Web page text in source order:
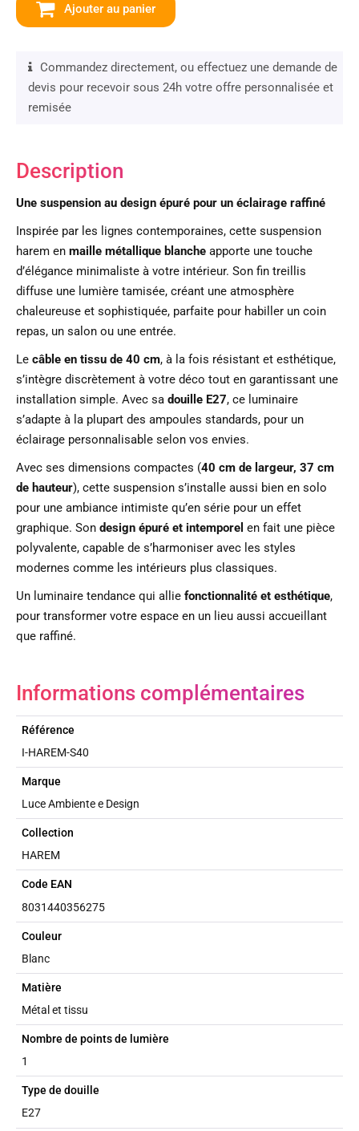
Ajouter au panier
Commandez directement, ou effectuez une demande de
devis pour recevoir sous 24h votre offre personnalisée et
remisée
Description
Une suspension au design épuré pour un éclairage raffiné
Inspirée par les lignes contemporaines, cette suspension
harem en maille métallique blanche apporte une touche
d’élégance minimaliste à votre intérieur. Son fin treillis
diffuse une lumière tamisée, créant une atmosphère
chaleureuse et sophistiquée, parfaite pour habiller un coin
repas, un salon ou une entrée.
Le câble en tissu de 40 cm, à la fois résistant et esthétique,
s’intègre discrètement à votre déco tout en garantissant une
installation simple. Avec sa douille E27, ce luminaire
s’adapte à la plupart des ampoules standards, pour un
éclairage personnalisable selon vos envies.
Avec ses dimensions compactes (40 cm de largeur, 37 cm
de hauteur), cette suspension s’installe aussi bien en solo
pour une ambiance intimiste qu’en série pour un effet
graphique. Son design épuré et intemporel en fait une pièce
polyvalente, capable de s’harmoniser avec les styles
modernes comme les intérieurs plus classiques.
Un luminaire tendance qui allie fonctionnalité et esthétique,
pour transformer votre espace en un lieu aussi accueillant
que raffiné.
Informations complémentaires
Référence
I-HAREM-S40
Marque
Luce Ambiente e Design
Collection
HAREM
Code EAN
8031440356275
Couleur
Blanc
Matière
Métal et tissu
Nombre de points de lumière
1
Type de douille
E27